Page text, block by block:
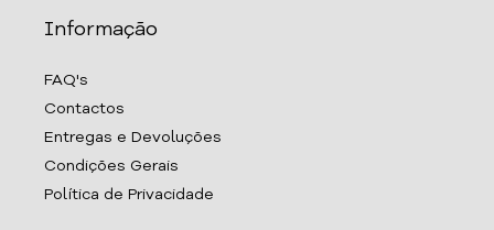
Informação
FAQ's
Contactos
Entregas e Devoluções
Condições Gerais
Política de Privacidade